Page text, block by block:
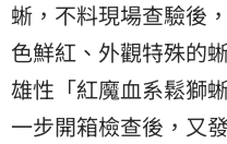
蜥，不料現場查驗後
色鮮紅、外觀特殊的
雄性「紅魔血系鬆獅
一步開箱檢查後，又